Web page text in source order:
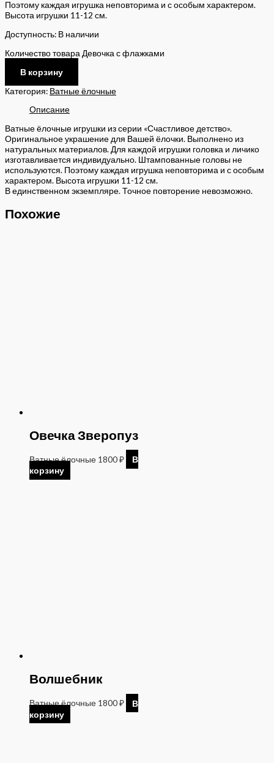
Поэтому каждая игрушка неповторима и с особым характером.
Высота игрушки 11-12 см.
Доступность: В наличии
Количество товара Девочка с флажками
В корзину
Категория: Ватные ёлочные
Описание
Ватные ёлочные игрушки из серии «Счастливое детство».
Оригинальное украшение для Вашей ёлочки. Выполнено из
натуральных материалов. Для каждой игрушки головка и личико
изготавливается индивидуально. Штампованные головы не
используются. Поэтому каждая игрушка неповторима и с особым
характером. Высота игрушки 11-12 см.
В единственном экземпляре. Точное повторение невозможно.
Похожие
Овечка Зверопуз
Ватные ёлочные 1800₽
В
корзину
Волшебник
Ватные ёлочные 1800₽
В
корзину